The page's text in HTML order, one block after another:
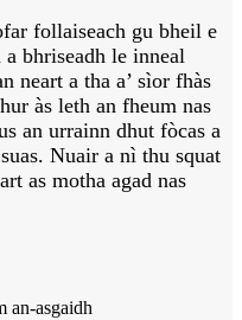
follaiseach gu bheil e
a bhriseadh le inneal
neart a tha a’ sìor fhàs
às leth an fheum nas
an urrainn dhut fòcas a
Nuair a nì thu squat
as motha agad nas